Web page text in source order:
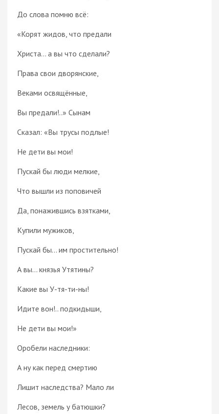
До слова помню всё:
«Корят жидов, что предали
Христа... а вы что сделали?
Права свои дворянские,
Веками освящённые,
Вы предали!..» Сынам
Сказал: «Вы трусы подлые!
Не дети вы мои!
Пускай бы люди мелкие,
Что вышли из поповичей
Да, понажившись взятками,
Купили мужиков,
Пускай бы... им простительно!
А вы... князья Утятины?
Какие вы У-тя-ти-ны!
Идите вон!.. подкидыши,
Не дети вы мои!»
Оробели наследники:
А ну как перед смертию
Лишит наследства? Мало ли
Лесов, земель у батюшки?